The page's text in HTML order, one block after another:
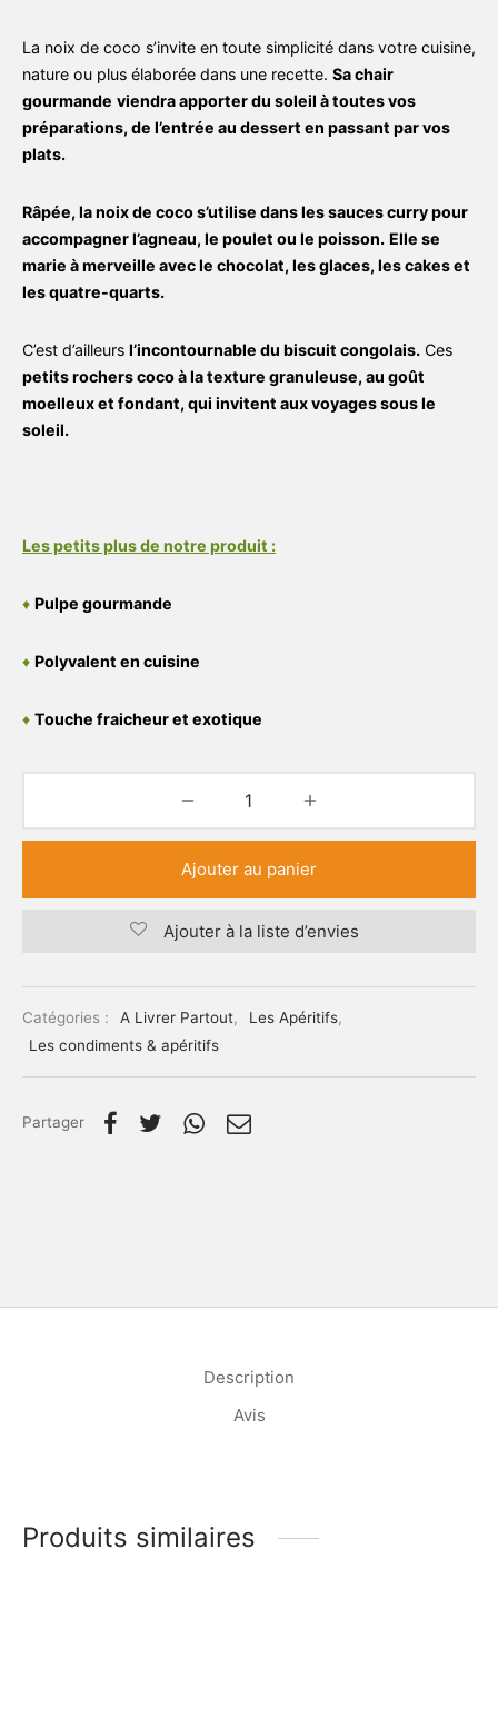
La noix de coco s’invite en toute simplicité dans votre cuisine,
nature ou plus élaborée dans une recette. Sa chair
gourmande viendra apporter du soleil à toutes vos
préparations, de l’entrée au dessert en passant par vos
plats.
Râpée, la noix de coco s’utilise dans les sauces curry pour
accompagner l’agneau, le poulet ou le poisson. Elle se
marie à merveille avec le chocolat, les glaces, les cakes et
les quatre-quarts.
C’est d’ailleurs l’incontournable du biscuit congolais. Ces
petits rochers coco à la texture granuleuse, au goût
moelleux et fondant, qui invitent aux voyages sous le
soleil.
Les petits plus de notre produit :
♦ Pulpe gourmande
♦ Polyvalent en cuisine
♦ Touche fraicheur et exotique
Ajouter au panier
Ajouter à la liste d’envies
Catégories : A Livrer Partout, Les Apéritifs,
Les condiments & apéritifs
Partager
Description
Avis
Produits similaires